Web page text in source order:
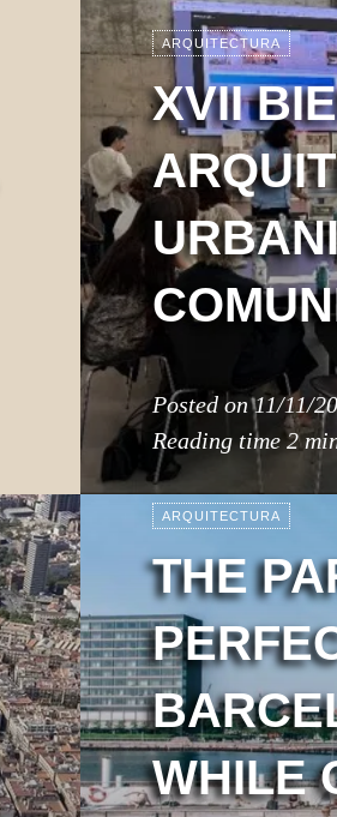
ARQUITECTURA
XVII
Posted on11/11/
Reading time2
ARQUITECTURA
THE
WHILE